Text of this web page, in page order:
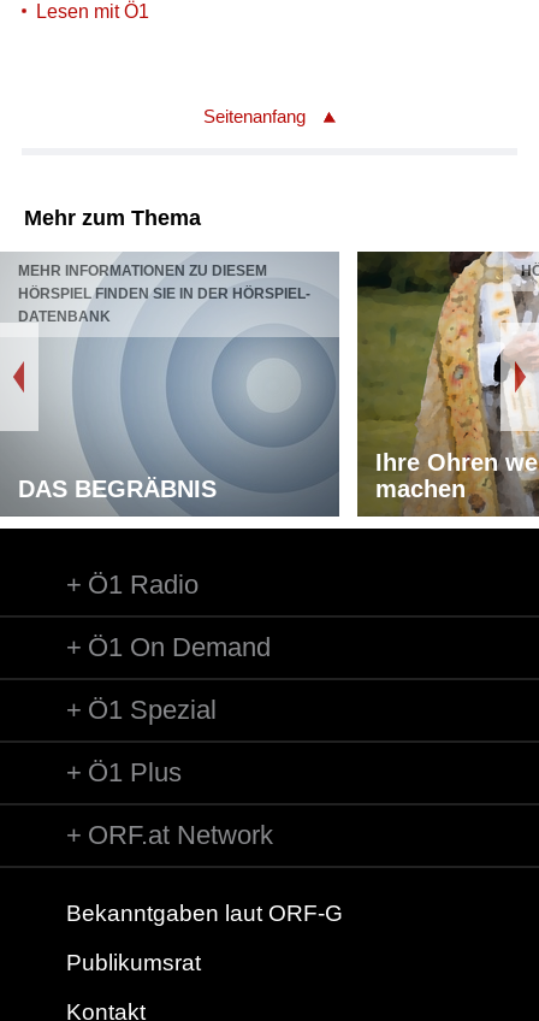
Lesen mit Ö1
Seitenanfang
Mehr zum Thema
MEHR INFORMATIONEN ZU DIESEM
HÖRSPIEL FINDEN SIE IN DER HÖRSPIEL-
DATENBANK
DAS BEGRÄBNIS
Ihre Ohren
machen
Ö1 Radio
Ö1 On Demand
Ö1 Spezial
Ö1 Plus
ORF.at Network
Bekanntgaben laut ORF-G
Publikumsrat
Kontakt